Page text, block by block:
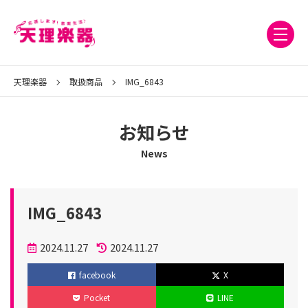
天理楽器 取扱商品 IMG_6843
お知らせ
News
IMG_6843
投
稿
日
2024.11.27
更
新
2024.11.27
facebook
X
Pocket
LINE